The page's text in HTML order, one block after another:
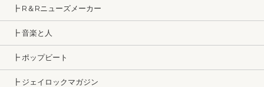
┣ R＆Rニューズメーカー
┣ 音楽と人
┣ ポップビート
┣ ジェイロックマガジン